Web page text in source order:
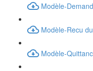
Modèle-
Modèle-Recu
Modèle-